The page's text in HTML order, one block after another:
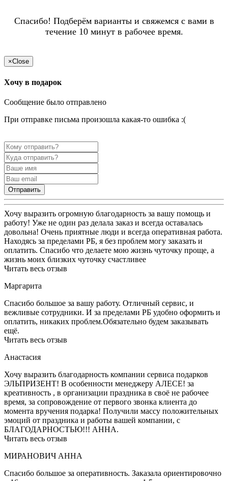
Спасибо! Подберём варианты и свяжемся с вами в
течение 10 минут в рабочее время.
×Close
Хочу в подарок
Сообщение было отправлено
При отправке письма произошла какая-то ошибка :(
Отправить
Хочу выразить огромную благодарность за вашу помощь и
работу! Уже не один раз делала заказ и всегда оставалась
довольна! Очень приятные люди и всегда оперативная работа.
Находясь за пределами РБ, я без проблем могу заказать и
оплатить. Спасибо что делаете мою жизнь чуточку проще, а
жизнь моих близких чуточку счастливее
Читать весь отзыв
Маргарита
Спасибо большое за вашу работу. Отличный сервис, и
вежливые сотрудники. И за пределами РБ удобно оформить и
оплатить, никаких проблем.Обязательно будем заказывать
ещё.
Читать весь отзыв
Анастасия
Хочу выразить благодарность компании сервиса подарков
ЭЛЬПРИЗЕНТ! В особенности менеджеру АЛЕСЕ! за
креативность , в организации праздника в своё не рабочее
время, за сопровождение от первого звонка клиента до
момента вручения подарка! Получили массу положительных
эмоций от праздника и работы вашей компании, с
БЛАГОДАРНОСТЬЮ!!! АННА.
Читать весь отзыв
МИРАНОВИЧ АННА
Спасибо большое за оперативность. Заказала ориентировочно